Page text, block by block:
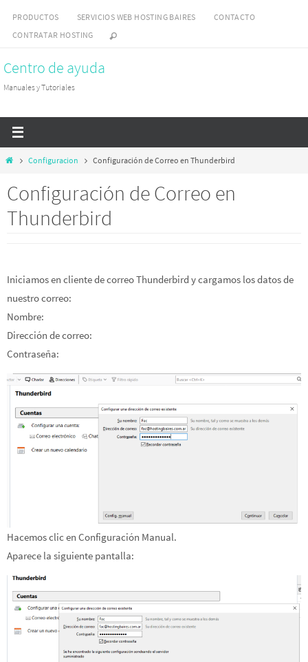
SkipPRODUCTOS SERVICIOS WEB HOSTING BAIRES
CONTACTO
CONTRATAR HOSTING
Centro de ayuda
Manuales y Tutoriales
HomeConfiguracion Configuración de Correo en Thunderbird
Configuración de Correo en
Thunderbird
Iniciamos en cliente de correo Thunderbird y cargamos los datos de
nuestro correo:
Nombre:
Dirección de correo:
Contraseña:
Hacemos clic en Configuración Manual.
Aparece la siguiente pantalla: